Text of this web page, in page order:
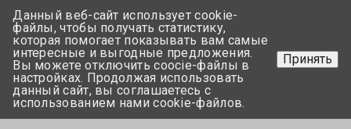
+375 17-350-99-56
+375 44-752-82-08
Задать вопрос
Данный веб-сайт использует cookie-
файлы, чтобы получать статистику,
которая помогает показывать вам самые
интересные и выгодные предложения.
Вы можете отключить coocie-файлы в
настройках. Продолжая использовать
данный сайт, вы соглашаетесь с
использованием нами cookie-файлов.
Принять